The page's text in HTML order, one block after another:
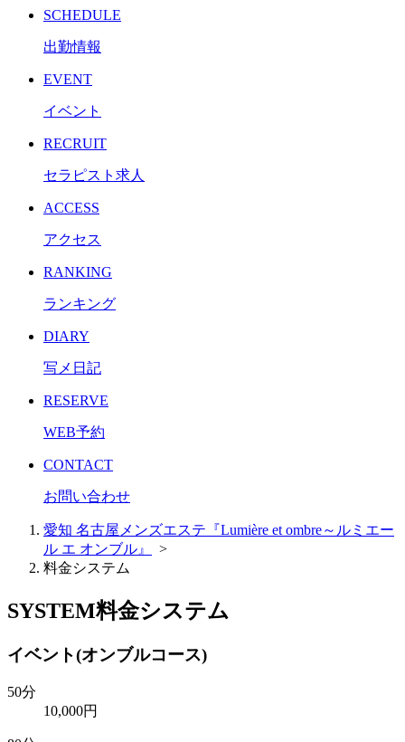
SCHEDULE
出勤情報
EVENT
イベント
RECRUIT
セラピスト求人
ACCESS
アクセス
RANKING
ランキング
DIARY
写メ日記
RESERVE
WEB予約
CONTACT
お問い合わせ
愛知 名古屋メンズエステ『Lumière et ombre～ルミエー
ル エ オンブル』
>
料金システム
SYSTEM料金システム
イベント(オンブルコース)
50分
10,000円